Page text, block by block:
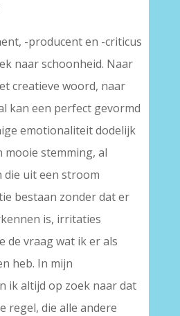
-producent en -criticus
naar schoonheid. Naar
creatieve woord, naar
kan een perfect gevormd
emotionaliteit dodelijk
mooie stemming, al
die uit een stroom
bestaan zonder dat er
is, irritaties
de vraag wat ik er als
heb. In mijn
ik altijd op zoek naar dat
regel, die alle andere